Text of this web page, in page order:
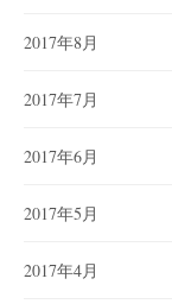
2017年8月
2017年7月
2017年6月
2017年5月
2017年4月